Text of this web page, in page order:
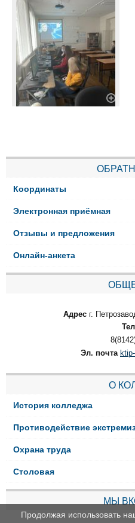
Координаты
Электронная приёмная
Отзывы и предложения
Онлайн-анкета
Адрес г.
Эл. почта
О
История колледжа
Противодействие
Охрана труда
Столовая
МЫ
Продолжая использовать